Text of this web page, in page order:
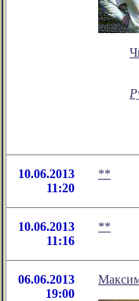
10.06.2013
11:20
**
10.06.2013
11:16
**
06.06.2013
19:00